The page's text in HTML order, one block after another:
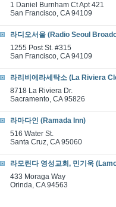
1 Daniel Burnham Ct Apt 421
San Francisco, CA 94109
라디오서울 (Radio Seoul
1255 Post St. #315
San Francisco, CA 94109
라리비에라세탁소 (La Riviera
8718 La Riviera Dr.
Sacramento, CA 95826
라마다인 (Ramada Inn)
516 Water St.
Santa Cruz, CA 95060
라모린다 영성교회, 민기욱
433 Moraga Way
Orinda, CA 94563